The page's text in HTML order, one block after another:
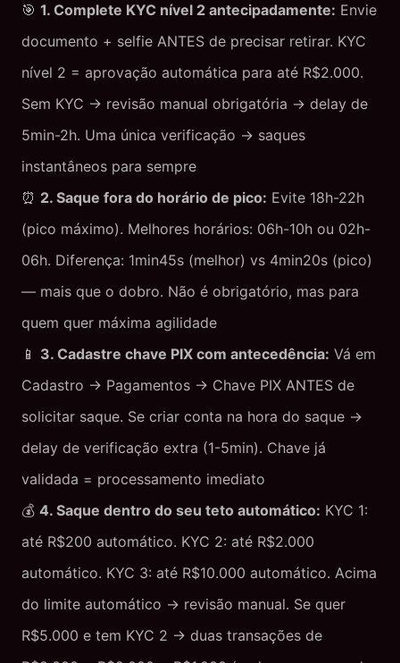
🎯 1. Complete KYC nível 2 antecipadamente: Envie
documento + selfie ANTES de precisar retirar. KYC
nível 2 = aprovação automática para até R$2.000.
Sem KYC → revisão manual obrigatória → delay de
5min-2h. Uma única verificação → saques
instantâneos para sempre
⏰ 2. Saque fora do horário de pico: Evite 18h-22h
(pico máximo). Melhores horários: 06h-10h ou 02h-
06h. Diferença: 1min45s (melhor) vs 4min20s (pico)
— mais que o dobro. Não é obrigatório, mas para
quem quer máxima agilidade
📱 3. Cadastre chave PIX com antecedência: Vá em
Cadastro → Pagamentos → Chave PIX ANTES de
solicitar saque. Se criar conta na hora do saque →
delay de verificação extra (1-5min). Chave já
validada = processamento imediato
💰 4. Saque dentro do seu teto automático: KYC 1:
até R$200 automático. KYC 2: até R$2.000
automático. KYC 3: até R$10.000 automático. Acima
do limite automático → revisão manual. Se quer
R$5.000 e tem KYC 2 → duas transações de